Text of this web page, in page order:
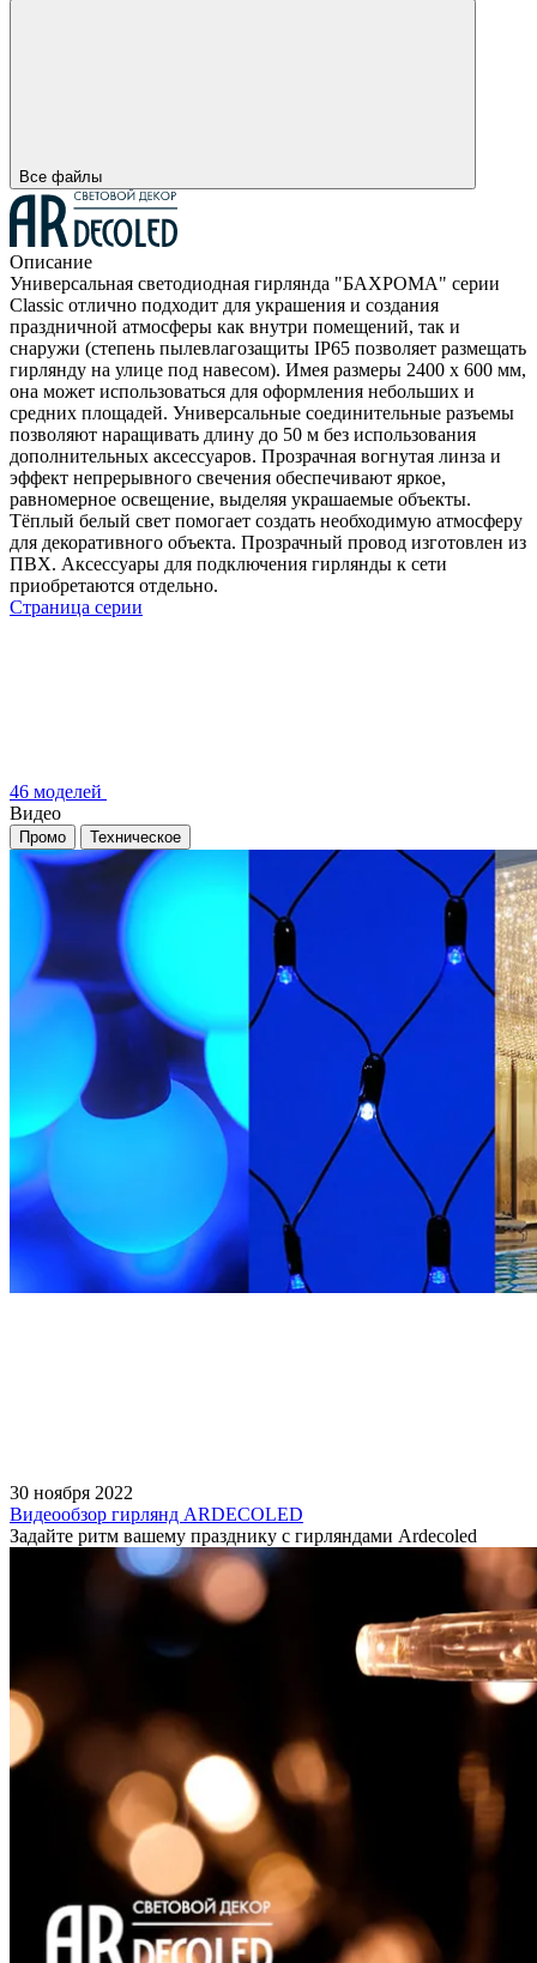
Все файлы
Описание
Универсальная светодиодная гирлянда "БАХРОМА" серии
Classic отлично подходит для украшения и создания
праздничной атмосферы как внутри помещений, так и
снаружи (степень пылевлагозащиты IP65 позволяет размещать
гирлянду на улице под навесом). Имея размеры 2400 x 600 мм,
она может использоваться для оформления небольших и
средних площадей. Универсальные соединительные разъемы
позволяют наращивать длину до 50 м без использования
дополнительных аксессуаров. Прозрачная вогнутая линза и
эффект непрерывного свечения обеспечивают яркое,
равномерное освещение, выделяя украшаемые объекты.
Тёплый белый свет помогает создать необходимую атмосферу
для декоративного объекта. Прозрачный провод изготовлен из
ПВХ. Аксессуары для подключения гирлянды к сети
приобретаются отдельно.
Страница серии
46 моделей
Видео
Промо Техническое
30 ноября 2022
Видеообзор гирлянд ARDECOLED
Задайте ритм вашему празднику с гирляндами Ardecoled